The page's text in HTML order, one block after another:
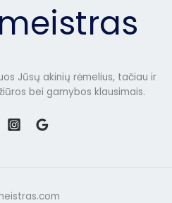
Jūsų akinių rėmelius, tačiau ir
bei gamybos klausimais.